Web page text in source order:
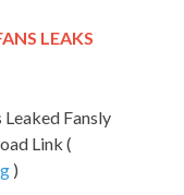
LEAKS
Leaked Fansly
Link (
)